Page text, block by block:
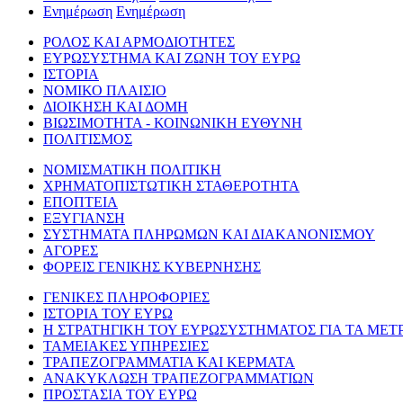
Ενημέρωση Ενημέρωση
ΡΟΛΟΣ ΚΑΙ ΑΡΜΟΔΙΟΤΗΤΕΣ
ΕΥΡΩΣΥΣΤΗΜΑ ΚΑΙ ΖΩΝΗ ΤΟΥ ΕΥΡΩ
ΙΣΤΟΡΙΑ
ΝΟΜΙΚΟ ΠΛΑΙΣΙΟ
ΔΙΟΙΚΗΣΗ ΚΑΙ ΔΟΜΗ
ΒΙΩΣΙΜΟΤΗΤΑ - ΚΟΙΝΩΝΙΚΗ ΕΥΘΥΝΗ
ΠΟΛΙΤΙΣΜΟΣ
ΝΟΜΙΣΜΑΤΙΚΗ ΠΟΛΙΤΙΚΗ
ΧΡΗΜΑΤΟΠΙΣΤΩΤΙΚΗ ΣΤΑΘΕΡΟΤΗΤΑ
ΕΠΟΠΤΕΙΑ
ΕΞΥΓΙΑΝΣΗ
ΣΥΣΤΗΜΑΤΑ ΠΛΗΡΩΜΩΝ ΚΑΙ ΔΙΑΚΑΝΟΝΙΣΜΟΥ
ΑΓΟΡΕΣ
ΦΟΡΕΙΣ ΓΕΝΙΚΗΣ ΚΥΒΕΡΝΗΣΗΣ
ΓΕΝΙΚΕΣ ΠΛΗΡΟΦΟΡΙΕΣ
ΙΣΤΟΡΙΑ ΤΟΥ ΕΥΡΩ
Η ΣΤΡΑΤΗΓΙΚΗ ΤΟΥ ΕΥΡΩΣΥΣΤΗΜΑΤΟΣ ΓΙΑ ΤΑ
ΤΑΜΕΙΑΚΕΣ ΥΠΗΡΕΣΙΕΣ
ΤΡΑΠΕΖΟΓΡΑΜΜΑΤΙΑ ΚΑΙ ΚΕΡΜΑΤΑ
ΑΝΑΚΥΚΛΩΣΗ ΤΡΑΠΕΖΟΓΡΑΜΜΑΤΙΩΝ
ΠΡΟΣΤΑΣΙΑ ΤΟΥ ΕΥΡΩ